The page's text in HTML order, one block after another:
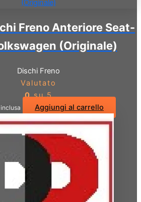
Freno Anteriore Seat-
(Originale)
Dischi Freno
Valutato
0su 5
inclusa Aggiungi al carrello